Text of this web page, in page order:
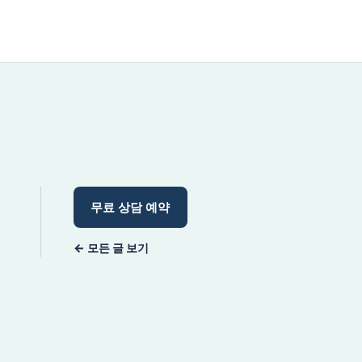
무료 상담 예약
← 모든 글 보기